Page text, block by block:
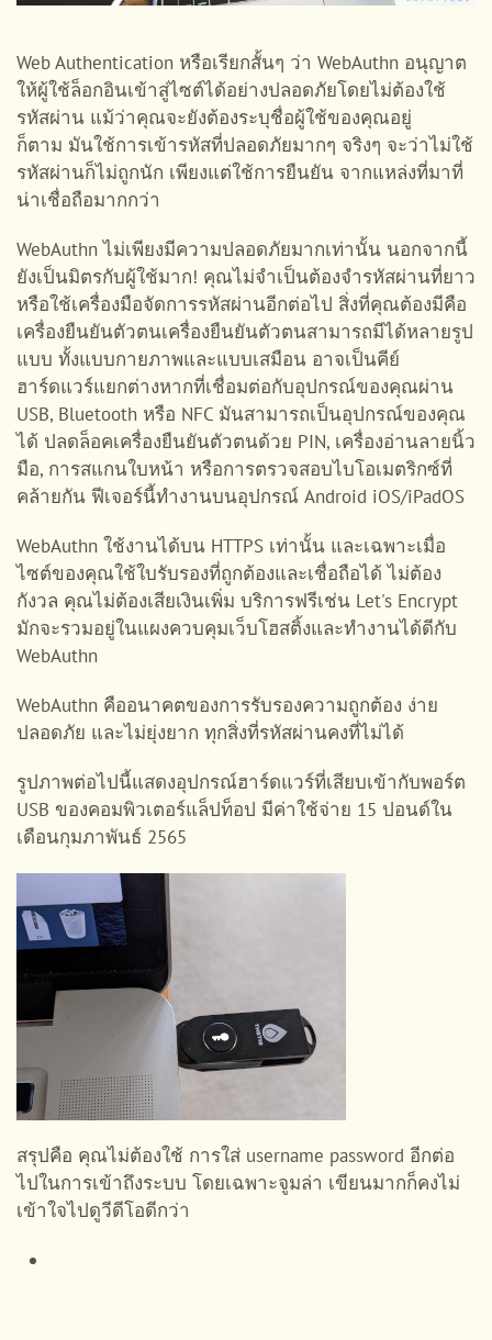
Web Authentication หรือเรียกสั้นๆ ว่า WebAuthn อนุญาต
ให้ผู้ใช้ล็อกอินเข้าสู่ไซต์ได้อย่างปลอดภัยโดยไม่ต้องใช้
รหัสผ่าน แม้ว่าคุณจะยังต้องระบุชื่อผู้ใช้ของคุณอยู่
ก็ตาม มันใช้การเข้ารหัสที่ปลอดภัยมากๆ จริงๆ จะว่าไม่ใช้
รหัสผ่านก็ไม่ถูกนัก เพียงแต่ใช้การยืนยัน จากแหล่งที่มาที่
น่าเชื่อถือมากกว่า
WebAuthn ไม่เพียงมีความปลอดภัยมากเท่านั้น นอกจากนี้
ยังเป็นมิตรกับผู้ใช้มาก! คุณไม่จำเป็นต้องจำรหัสผ่านที่ยาว
หรือใช้เครื่องมือจัดการรหัสผ่านอีกต่อไป สิ่งที่คุณต้องมีคือ
เครื่องยืนยันตัวตนเครื่องยืนยันตัวตนสามารถมีได้หลายรูป
แบบ ทั้งแบบกายภาพและแบบเสมือน อาจเป็นคีย์
ฮาร์ดแวร์แยกต่างหากที่เชื่อมต่อกับอุปกรณ์ของคุณผ่าน
USB, Bluetooth หรือ NFC มันสามารถเป็นอุปกรณ์ของคุณ
ได้ ปลดล็อคเครื่องยืนยันตัวตนด้วย PIN, เครื่องอ่านลายนิ้ว
มือ, การสแกนใบหน้า หรือการตรวจสอบไบโอเมตริกซ์ที่
คล้ายกัน ฟีเจอร์นี้ทำงานบนอุปกรณ์ Android iOS/iPadOS
WebAuthn ใช้งานได้บน HTTPS เท่านั้น และเฉพาะเมื่อ
ไซต์ของคุณใช้ใบรับรองที่ถูกต้องและเชื่อถือได้ ไม่ต้อง
กังวล คุณไม่ต้องเสียเงินเพิ่ม บริการฟรีเช่น Let's Encrypt
มักจะรวมอยู่ในแผงควบคุมเว็บโฮสติ้งและทำงานได้ดีกับ
WebAuthn
WebAuthn คืออนาคตของการรับรองความถูกต้อง ง่าย
ปลอดภัย และไม่ยุ่งยาก ทุกสิ่งที่รหัสผ่านคงที่ไม่ได้
รูปภาพต่อไปนี้แสดงอุปกรณ์ฮาร์ดแวร์ที่เสียบเข้ากับพอร์ต
USB ของคอมพิวเตอร์แล็ปท็อป มีค่าใช้จ่าย 15 ปอนด์ใน
เดือนกุมภาพันธ์ 2565
สรุปคือ คุณไม่ต้องใช้ การใส่ username password อีกต่อ
ไปในการเข้าถึงระบบ โดยเฉพาะจูมล่า เขียนมากก็คงไม่
เข้าใจไปดูวีดีโอดีกว่า